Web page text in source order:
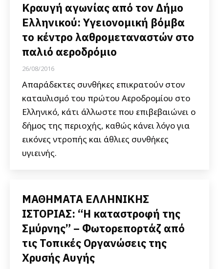
Κραυγή αγωνίας από τον Δήμο
Ελληνικού: Υγειονομική βόμβα
το κέντρο λαθρομεταναστών στο
παλιό αεροδρόμιο
26/08/2016
Απαράδεκτες συνθήκες επικρατούν στον
καταυλισμό του πρώτου Αεροδρομίου στο
Ελληνικό, κάτι άλλωστε που επιβεβαιώνει ο
δήμος της περιοχής, καθώς κάνει λόγο για
εικόνες ντροπής και άθλιες συνθήκες
υγιεινής.
ΜΑΘΗΜΑΤΑ ΕΛΛΗΝΙΚΗΣ
ΙΣΤΟΡΙΑΣ: “Η καταστροφή της
Σμύρνης” – Φωτορεπορτάζ από
τις Τοπικές Οργανώσεις της
Χρυσής Αυγής